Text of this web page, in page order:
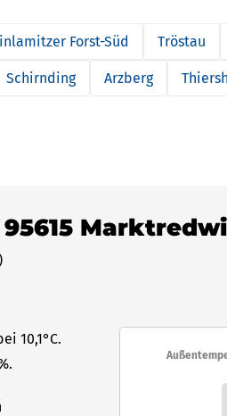
Forst-Süd Tröstau
Schirnding Arzberg
10,1°C.